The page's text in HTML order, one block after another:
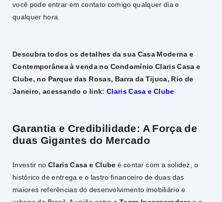
você pode entrar em contato comigo qualquer dia e
qualquer hora.
Descubra todos os detalhes da sua Casa Moderna e
Contemporânea à venda no Condomínio Claris Casa e
Clube, no Parque das Rosas, Barra da Tijuca, Rio de
Janeiro, acessando o link:Claris Casa e Clube
Garantia e Credibilidade: A Força de
duas Gigantes do Mercado
Investir noClaris Casa e Clube é contar com a solidez, o
histórico de entrega e o lastro financeiro de duas das
maiores referências do desenvolvimento imobiliário e